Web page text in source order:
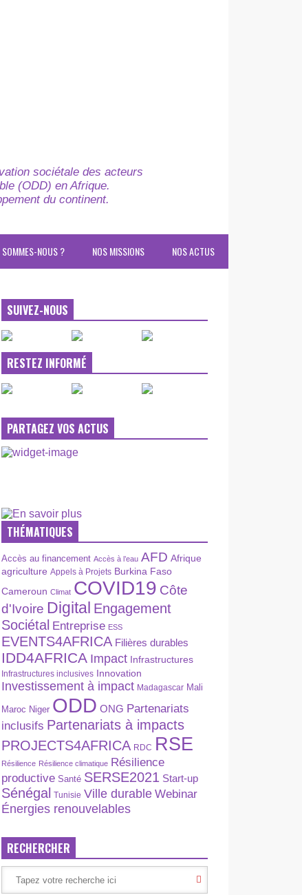
sociétale des acteurs
(ODD) en Afrique.
du continent.
NOS ACTUS
NOS MISSIONS
SOMMES-NOUS ?
SUIVEZ-NOUS
RESTEZ INFORMÉ
PARTAGEZ VOS ACTUS
THÉMATIQUES
Accès au financement Accès à l’eau AFD Afrique
agriculture Appels à Projets Burkina Faso
Cameroun Climat COVID19 Côte
d'Ivoire Digital Engagement
Sociétal Entreprise ESS
EVENTS4AFRICA Filières durables
IDD4AFRICA Impact Infrastructures
Infrastructures inclusives Innovation
Investissement à impact Madagascar Mali
Maroc Niger ODD ONG Partenariats
inclusifs Partenariats à impacts
PROJECTS4AFRICA RDC RSE
Résilience Résilience climatique Résilience
productive Santé SERSE2021 Start-up
Sénégal Tunisie Ville durable Webinar
Énergies renouvelables
RECHERCHER